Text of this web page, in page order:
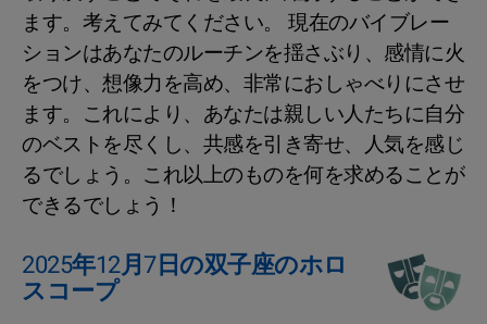
ます。考えてみてください。 現在のバイブレー
ションはあなたのルーチンを揺さぶり、感情に火
をつけ、想像力を高め、非常におしゃべりにさせ
ます。これにより、あなたは親しい人たちに自分
のベストを尽くし、共感を引き寄せ、人気を感じ
るでしょう。これ以上のものを何を求めることが
できるでしょう！
2025年12月7日の双子座のホロ
スコープ